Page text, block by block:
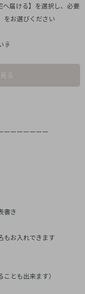
届ける】を選択し、必要
をお選びください
☟
る
ーーーーーーー
書き
お入れできます
とも出来ます）